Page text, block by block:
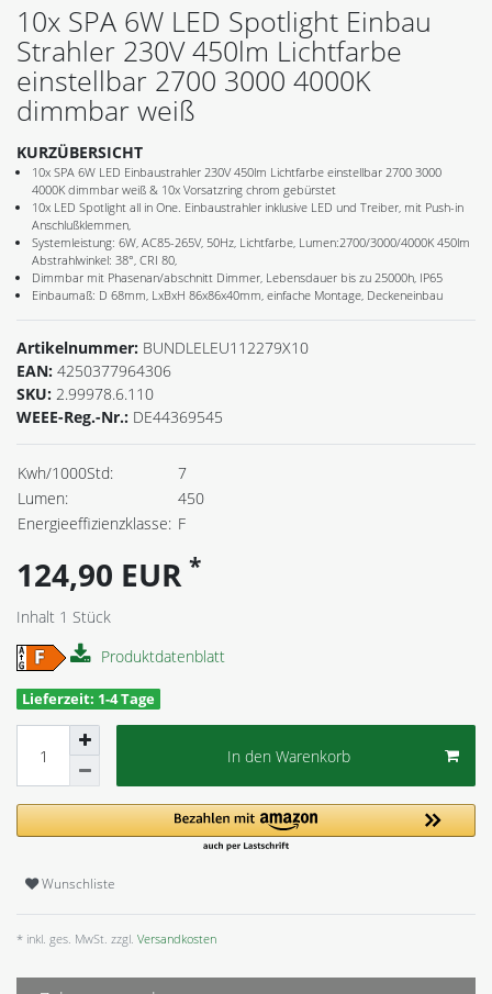
10x SPA 6W LED Spotlight Einbau
Strahler 230V 450lm Lichtfarbe
einstellbar 2700 3000 4000K
dimmbar weiß
KURZÜBERSICHT
10x SPA 6W LED Einbaustrahler 230V 450lm Lichtfarbe einstellbar 2700 3000
4000K dimmbar weiß & 10x Vorsatzring chrom gebürstet
10x LED Spotlight all in One. Einbaustrahler inklusive LED und Treiber, mit Push-in
Anschlußklemmen,
Systemleistung: 6W, AC85-265V, 50Hz, Lichtfarbe, Lumen:2700/3000/4000K 450lm
Abstrahlwinkel: 38°, CRI 80,
Dimmbar mit Phasenan/abschnitt Dimmer, Lebensdauer bis zu 25000h, IP65
Einbaumaß: D 68mm, LxBxH 86x86x40mm, einfache Montage, Deckeneinbau
Artikelnummer: BUNDLELEU112279X10
EAN: 4250377964306
SKU: 2.99978.6.110
WEEE-Reg.-Nr.: DE44369545
Kwh/1000Std:
7
Lumen:
450
Energieeffizienzklasse: F
124,90 EUR *
Inhalt 1 Stück
Produktdatenblatt
Lieferzeit: 1-4 Tage
In den Warenkorb
Wunschliste
* inkl. ges. MwSt. zzgl. Versandkosten